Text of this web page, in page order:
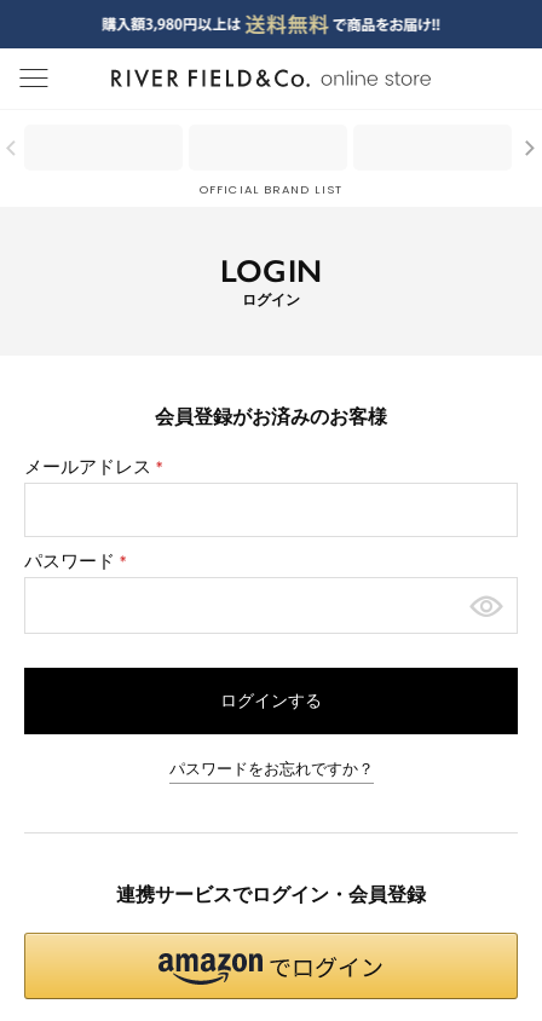
menu
OFFICIAL BRAND LIST
LOGIN
ログイン
会員登録がお済みのお客様
メールアドレス
(必
パスワード
(必
ログインする
パスワードをお忘れですか？
連携サービスでログイン・会員登録